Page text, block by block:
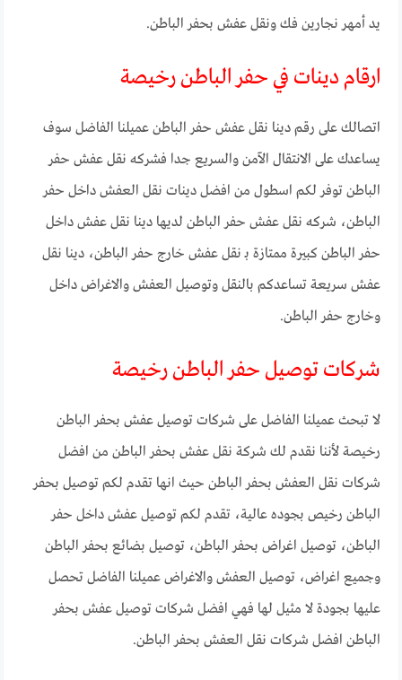
يد أمهر نجارين فك ونقل عفش بحفر الباطن.
ارقام دينات في حفر الباطن رخيصة
اتصالك على رقم دينا نقل عفش حفر الباطن عميلنا الفاضل سوف
يساعدك على الانتقال الآمن والسريع جدا فشركه نقل عفش حفر
الباطن توفر لكم اسطول من افضل دينات نقل العفش داخل حفر
الباطن، شركه نقل عفش حفر الباطن لديها دينا نقل عفش داخل
حفر الباطن كبيرة ممتازة بـ نقل عفش خارج حفر الباطن، دينا نقل
عفش سريعة تساعدكم بالنقل وتوصيل العفش والاغراض داخل
وخارج حفر الباطن.
شركات توصيل حفر الباطن رخيصة
لا تبحث عميلنا الفاضل على شركات توصيل عفش بحفر الباطن
رخيصة لأننا نقدم لك شركة نقل عفش بحفر الباطن من افضل
شركات نقل العفش بحفر الباطن حيث انها تقدم لكم توصيل بحفر
الباطن رخيص بجوده عالية، تقدم لكم توصيل عفش داخل حفر
الباطن، توصيل اغراض بحفر الباطن، توصيل بضائع بحفر الباطن
وجميع اغراض، توصيل العفش والاغراض عميلنا الفاضل تحصل
عليها بجودة لا مثيل لها فهي افضل شركات توصيل عفش بحفر
الباطن افضل شركات نقل العفش بحفر الباطن.